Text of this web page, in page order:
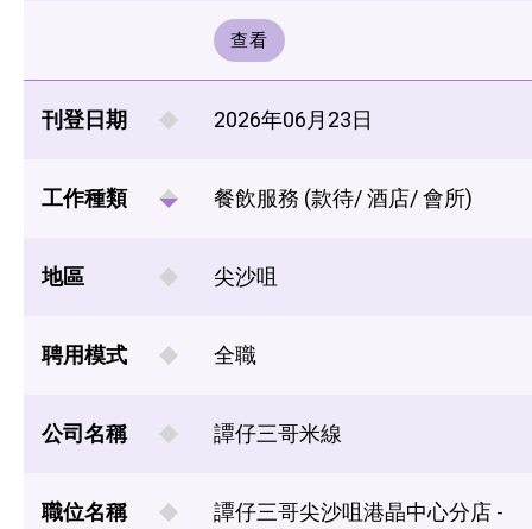
查看
刊登日期 2026年06月23日
工作種類 餐飲服務 (款待/ 酒店/ 會所)
地區 尖沙咀
聘用模式 全職
公司名稱 譚仔三哥米線
職位名稱 譚仔三哥尖沙咀港晶中心分店 -